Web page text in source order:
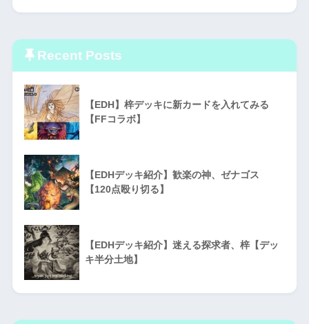
Recent Posts
【EDH】梓デッキに新カードを入れてみる
【FFコラボ】
【EDHデッキ紹介】歓楽の神、ゼナゴス
【120点殴り切る】
【EDHデッキ紹介】迷える探求者、梓【デッ
キ半分土地】